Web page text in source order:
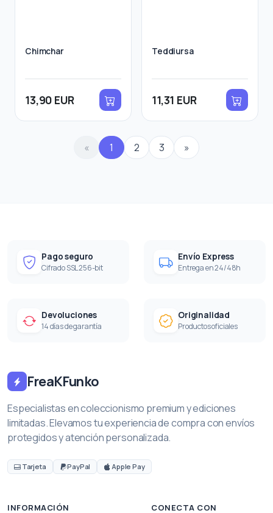
Chimchar
13,90 EUR
Teddiursa
11,31 EUR
« 1 2 3 »
Pago seguro
Cifrado SSL 256-bit
Envío Express
Entrega en 24/48h
Devoluciones
14 días de garantía
Originalidad
Productos oficiales
FreaKFunko
Especialistas en coleccionismo premium y ediciones
limitadas. Elevamos tu experiencia de compra con envíos
protegidos y atención personalizada.
Tarjeta PayPal Apple Pay
INFORMACIÓN
CONECTA CON